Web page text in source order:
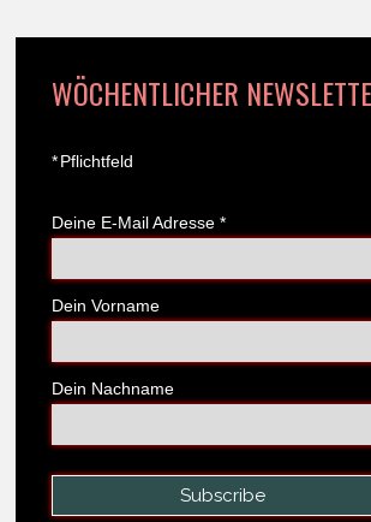
WÖCHENTLICHER
*Pflichtfeld
Deine E-Mail Adresse *
Dein Vorname
Dein Nachname